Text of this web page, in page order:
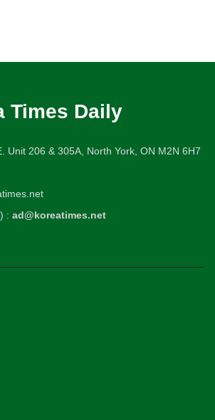
Times Daily
Unit 206 & 305A, North York, ON M2N 6H7
: ad@koreatimes.net